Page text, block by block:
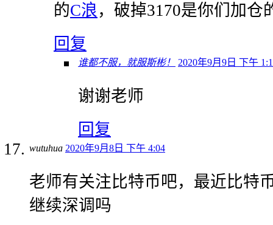
的C浪 ，破掉3170是你们加仓
回复
谁都不服，就服斯彬！ 2020年9月9日 下午
谢谢老师
回复
wutuhua 2020年9月8日 下午 4:04
老师有关注比特币吧，最近比特
继续深调吗